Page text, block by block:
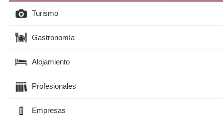
Turismo
Gastronomía
Alojamiento
Profesionales
Empresas